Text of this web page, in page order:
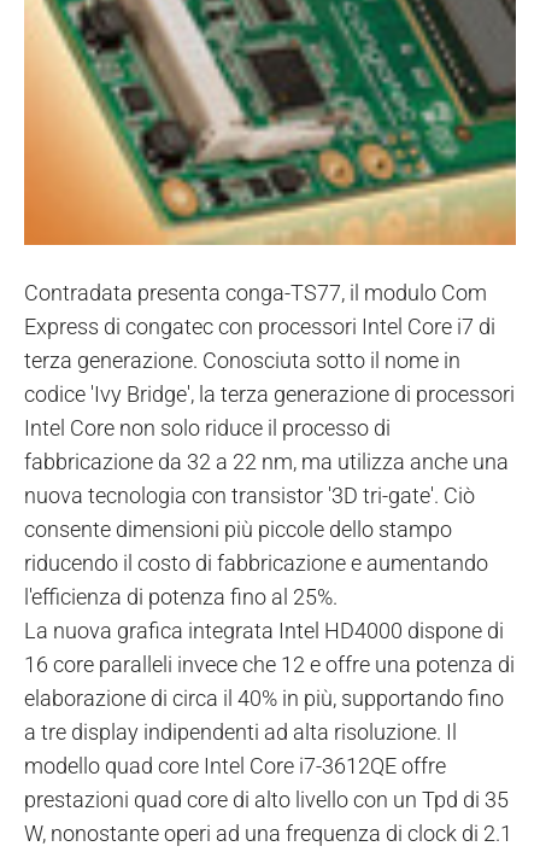
Contradata presenta conga-TS77, il modulo Com
Express di congatec con processori Intel Core i7 di
terza generazione. Conosciuta sotto il nome in
codice 'Ivy Bridge', la terza generazione di processori
Intel Core non solo riduce il processo di
fabbricazione da 32 a 22 nm, ma utilizza anche una
nuova tecnologia con transistor '3D tri-gate'. Ciò
consente dimensioni più piccole dello stampo
riducendo il costo di fabbricazione e aumentando
l'efficienza di potenza fino al 25%.
La nuova grafica integrata Intel HD4000 dispone di
16 core paralleli invece che 12 e offre una potenza di
elaborazione di circa il 40% in più, supportando fino
a tre display indipendenti ad alta risoluzione. Il
modello quad core Intel Core i7-3612QE offre
prestazioni quad core di alto livello con un Tpd di 35
W, nonostante operi ad una frequenza di clock di 2.1